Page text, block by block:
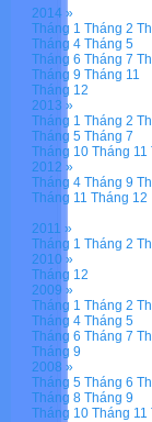
2014 »
Tháng 1 Tháng 2
Tháng 4 Tháng 5
Tháng 6 Tháng 7
Tháng 9 Tháng 11
Tháng 12
2013 »
Tháng 1 Tháng 2
Tháng 5 Tháng 7
Tháng 10 Tháng 11
2012 »
Tháng 4 Tháng 9
Tháng 11 Tháng 12
2011 »
Tháng 1 Tháng 2
2010 »
Tháng 12
2009 »
Tháng 1 Tháng 2
Tháng 4 Tháng 5
Tháng 6 Tháng 7
Tháng 9
2008 »
Tháng 5 Tháng 6
Tháng 8 Tháng 9
Tháng 10 Tháng 11